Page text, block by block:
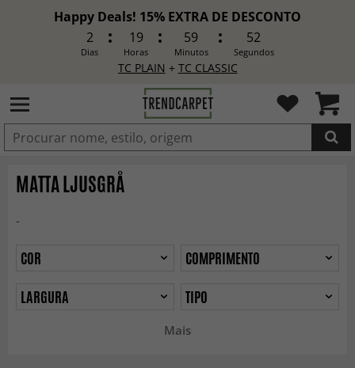
Happy Deals! 15% EXTRA DE DESCONTO
2
Dias
19
Horas
59
Minutos
50
Segundos
TC PLAIN + TC CLASSIC
MATTA LJUSGRÅ
-
Mais
COR
COMPRIMENTO
LARGURA
TIPO